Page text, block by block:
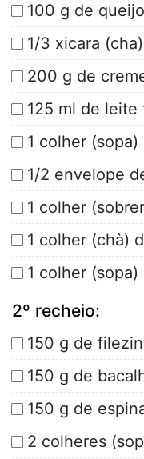
100 g de
1/3 xicara
200 g de
125 ml de leite
1 colher
1/2 envelope
1 colher
1 colher (chà)
1 colher
2º recheio:
150 g de
150 g de
150 g de
2 colheres